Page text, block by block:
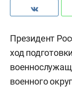
Президент
ход
военного